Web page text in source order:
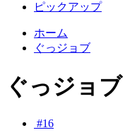
ピックアップ
ホーム
ぐっジョブ
ぐっジョブ
#16